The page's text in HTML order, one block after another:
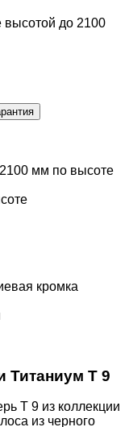
высотой до 2100
мм по высоте
кромка
Титаниум T 9
T 9 из коллекции
из черного